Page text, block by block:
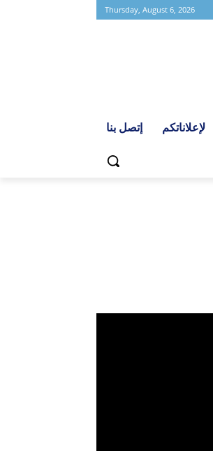
Thursday, August 6, 2026
لإعلاناتكم إتصل بنا